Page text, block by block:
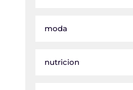
moda
nutricion